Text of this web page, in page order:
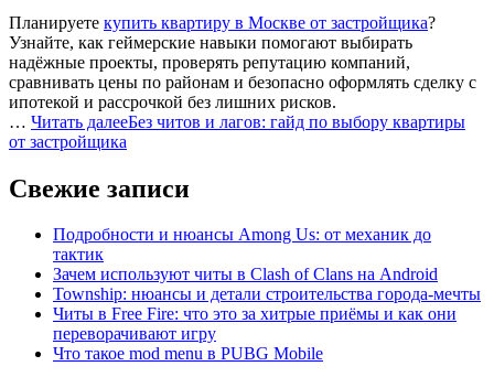
Планируете купить квартиру в Москве от застройщика?
Узнайте, как геймерские навыки помогают выбирать
надёжные проекты, проверять репутацию компаний,
сравнивать цены по районам и безопасно оформлять сделку с
ипотекой и рассрочкой без лишних рисков.
… Читать далееБез читов и лагов: гайд по выбору квартиры
от застройщика
Свежие записи
Подробности и нюансы Among Us: от механик до
тактик
Зачем используют читы в Clash of Clans на Android
Township: нюансы и детали строительства города-мечты
Читы в Free Fire: что это за хитрые приёмы и как они
переворачивают игру
Что такое mod menu в PUBG Mobile